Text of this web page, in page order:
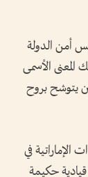
أمن الدولة
الأسمى
يتوشح بروح
في
حكيمة